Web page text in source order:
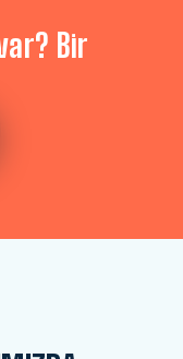
Bir